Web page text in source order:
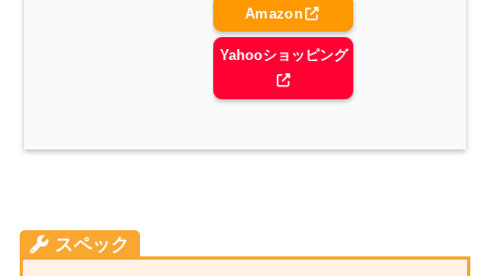
Amazon
Yahooショッピング
スペック